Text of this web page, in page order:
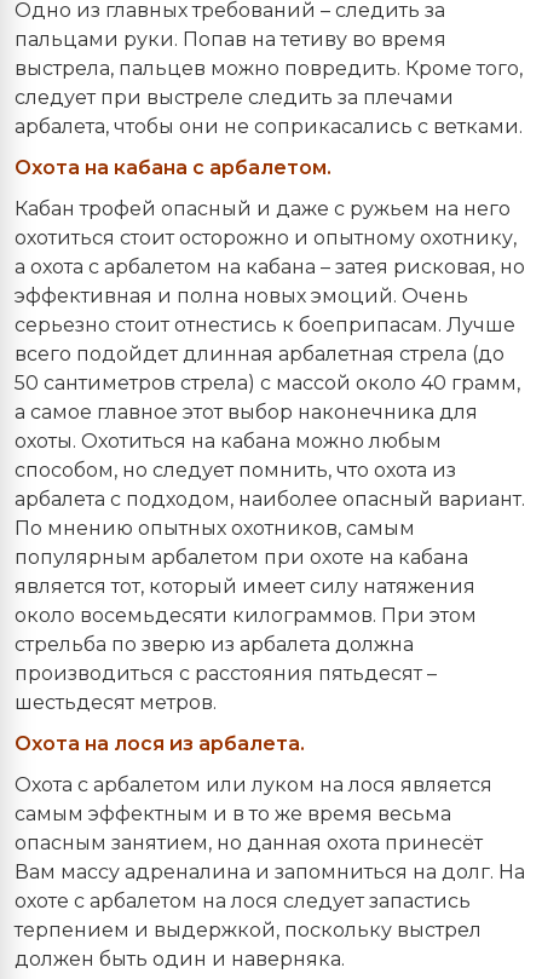
Одно из главных требований – следить за
пальцами руки. Попав на тетиву во время
выстрела, пальцев можно повредить. Кроме того,
следует при выстреле следить за плечами
арбалета, чтобы они не соприкасались с ветками.
Охота на кабана с арбалетом.
Кабан трофей опасный и даже с ружьем на него
охотиться стоит осторожно и опытному охотнику,
а охота с арбалетом на кабана – затея рисковая, но
эффективная и полна новых эмоций. Очень
серьезно стоит отнестись к боеприпасам. Лучше
всего подойдет длинная арбалетная стрела (до
50 сантиметров стрела) с массой около 40 грамм,
а самое главное этот выбор наконечника для
охоты. Охотиться на кабана можно любым
способом, но следует помнить, что охота из
арбалета с подходом, наиболее опасный вариант.
По мнению опытных охотников, самым
популярным арбалетом при охоте на кабана
является тот, который имеет силу натяжения
около восемьдесяти килограммов. При этом
стрельба по зверю из арбалета должна
производиться с расстояния пятьдесят –
шестьдесят метров.
Охота на лося из арбалета.
Охота с арбалетом или луком на лося является
самым эффектным и в то же время весьма
опасным занятием, но данная охота принесёт
Вам массу адреналина и запомниться на долг. На
охоте с арбалетом на лося следует запастись
терпением и выдержкой, поскольку выстрел
должен быть один и наверняка.